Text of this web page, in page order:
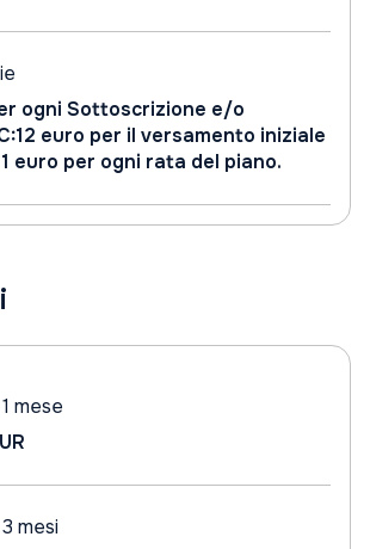
ogni Sottoscrizione e/o
euro per il versamento iniziale
euro per ogni rata del piano.
mese
mesi